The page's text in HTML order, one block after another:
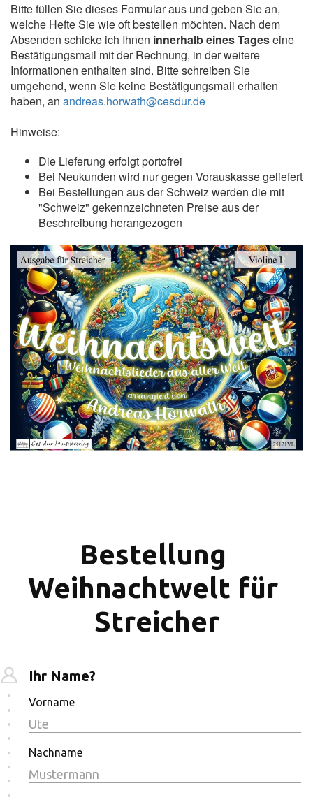
Bitte füllen Sie dieses Formular aus und geben Sie an,
welche Hefte Sie wie oft bestellen möchten. Nach dem
Absenden schicke ich Ihnen innerhalb eines Tageseine
Bestätigungsmail mit der Rechnung, in der weitere
Informationen enthalten sind. Bitte schreiben Sie
umgehend, wenn Sie keine Bestätigungsmail erhalten
haben, an andreas.horwath@cesdur.de
Hinweise:
Die Lieferung erfolgt portofrei
Bei Neukunden wird nur gegen Vorauskasse geliefert
Bei Bestellungen aus der Schweiz werden die mit
"Schweiz" gekennzeichneten Preise aus der
Beschreibung herangezogen